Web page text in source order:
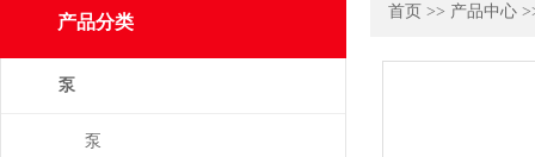
产品分类
泵
泵
首页 >> 产品中心